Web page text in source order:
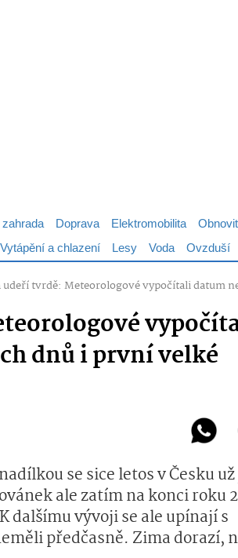
Doprava Elektromobilita
Vytápění a chlazení
Lesy Voda Ovzduší
udeří tvrdě: Meteorologové vypočítali datum
dnů i první velké
se sice letos v Česku
ale zatím na konci roku
dalšímu vývoji se ale upínají s
předčasně. Zima dorazí,